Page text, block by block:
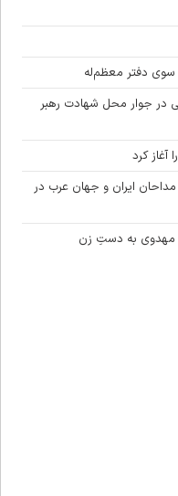
دفتر معظم‌له
در جوار محل شهادت رهبر
کرد
ایران و جهان عرب در
مهدوی به دستِ زن